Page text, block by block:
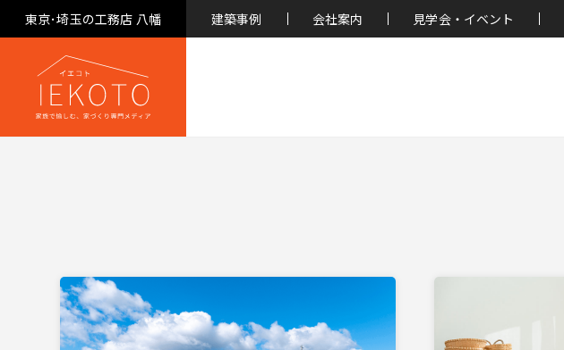
東京･埼玉の工務店 八幡 建築事例 会社案内 見学会・イベント